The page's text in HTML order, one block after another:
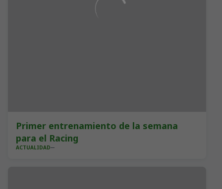
Primer entrenamiento de la semana
para el Racing
ACTUALIDAD